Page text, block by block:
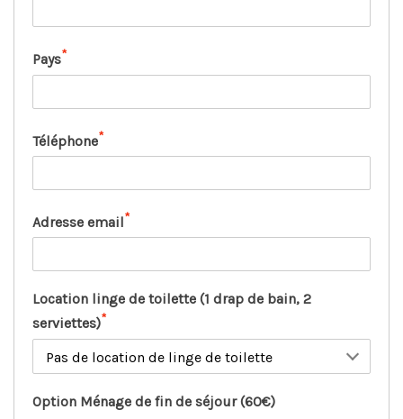
Pays*
Téléphone*
Adresse email*
Location linge de toilette (1 drap de bain, 2
serviettes)*
Option Ménage de fin de séjour (60€)